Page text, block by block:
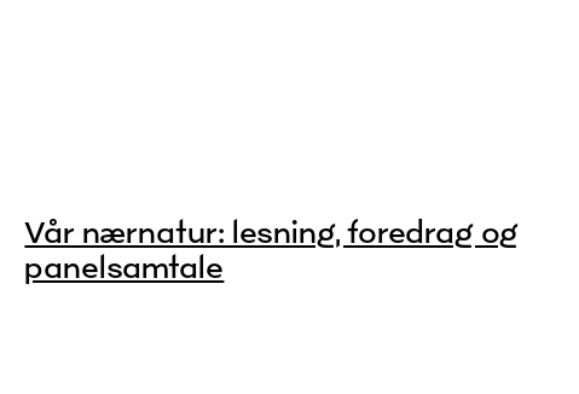
Vår nærnatur: lesning, foredrag og
panelsamtale